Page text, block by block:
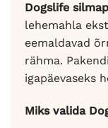
Dogslife
lehemahla
eemaldavad
rähma.
igapäevaseks
Miks valida